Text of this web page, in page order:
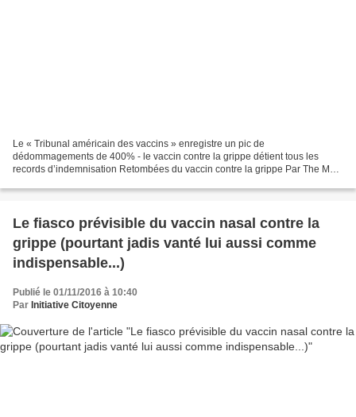
Le « Tribunal américain des vaccins » enregistre un pic de
dédommagements de 400% - le vaccin contre la grippe détient tous les
records d’indemnisation Retombées du vaccin contre la grippe Par The Mom
Le fiasco prévisible du vaccin nasal contre la
grippe (pourtant jadis vanté lui aussi comme
indispensable...)
Publié le 01/11/2016 à 10:40
Par Initiative Citoyenne